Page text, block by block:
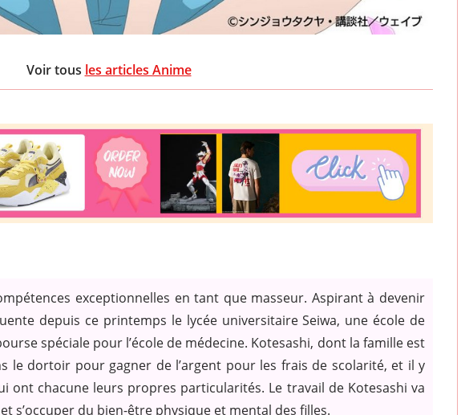
Voir tous les articles Anime
exceptionnelles en tant que masseur. Aspirant à devenir
depuis ce printemps le lycée universitaire Seiwa, une école de
spéciale pour l’école de médecine. Kotesashi, dont la famille est
le dortoir pour gagner de l’argent pour les frais de scolarité, et il y
ont chacune leurs propres particularités. Le travail de Kotesashi va
s’occuper du bien-être physique et mental des filles.